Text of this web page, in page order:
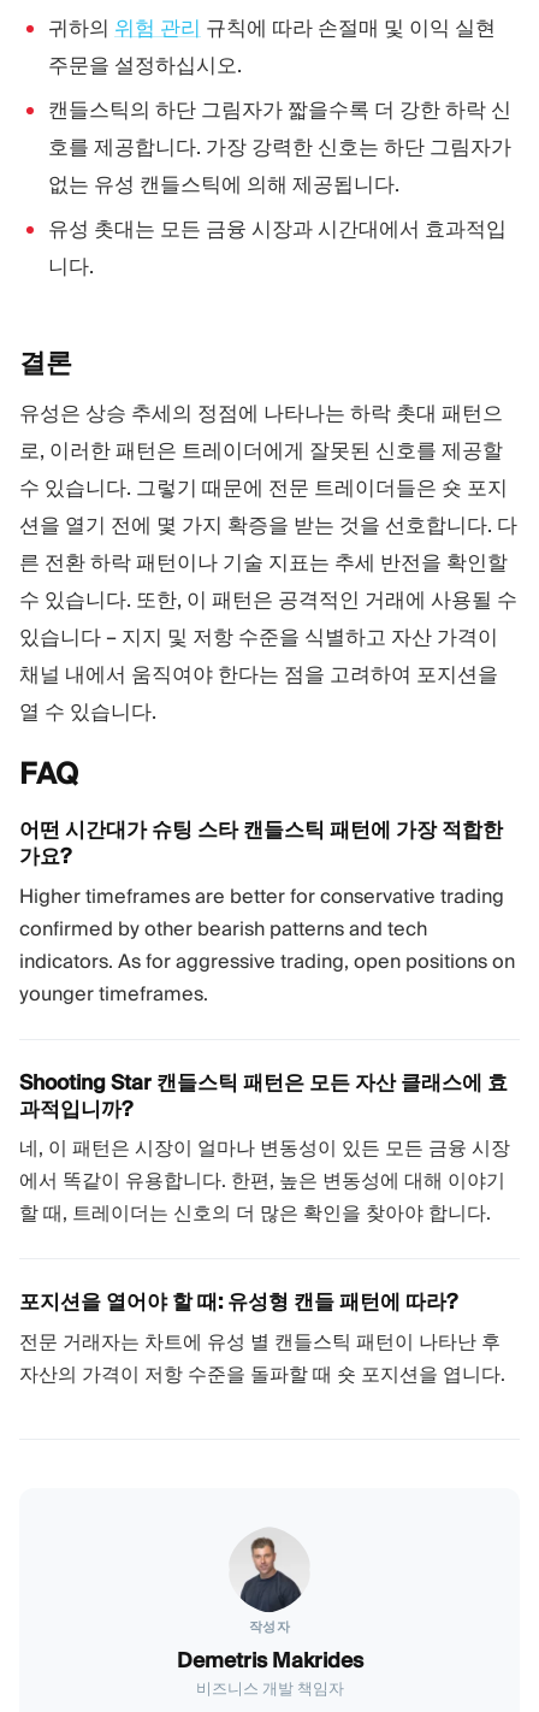
귀하의 위험 관리 규칙에 따라 손절매 및 이익 실현
주문을 설정하십시오.
캔들스틱의 하단 그림자가 짧을수록 더 강한 하락 신
호를 제공합니다. 가장 강력한 신호는 하단 그림자가
없는 유성 캔들스틱에 의해 제공됩니다.
유성 촛대는 모든 금융 시장과 시간대에서 효과적입
니다.
결론
유성은 상승 추세의 정점에 나타나는 하락 촛대 패턴으
로, 이러한 패턴은 트레이더에게 잘못된 신호를 제공할
수 있습니다. 그렇기 때문에 전문 트레이더들은 숏 포지
션을 열기 전에 몇 가지 확증을 받는 것을 선호합니다. 다
른 전환 하락 패턴이나 기술 지표는 추세 반전을 확인할
수 있습니다. 또한, 이 패턴은 공격적인 거래에 사용될 수
있습니다 – 지지 및 저항 수준을 식별하고 자산 가격이
채널 내에서 움직여야 한다는 점을 고려하여 포지션을
열 수 있습니다.
FAQ
어떤 시간대가 슈팅 스타 캔들스틱 패턴에 가장 적합한
가요?
Higher timeframes are better for conservative trading
confirmed by other bearish patterns and tech
indicators. As for aggressive trading, open positions on
younger timeframes.
Shooting Star 캔들스틱 패턴은 모든 자산 클래스에 효
과적입니까?
네, 이 패턴은 시장이 얼마나 변동성이 있든 모든 금융 시장
에서 똑같이 유용합니다. 한편, 높은 변동성에 대해 이야기
할 때, 트레이더는 신호의 더 많은 확인을 찾아야 합니다.
포지션을 열어야 할 때: 유성형 캔들 패턴에 따라?
전문 거래자는 차트에 유성 별 캔들스틱 패턴이 나타난 후
자산의 가격이 저항 수준을 돌파할 때 숏 포지션을 엽니다.
작성자
Demetris Makrides
비즈니스 개발 책임자